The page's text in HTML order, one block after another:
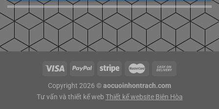
Copyright 2026 © aocuoinhontrach.com
Tư vấn và thiết kế web Thiết kế website Biên Hòa